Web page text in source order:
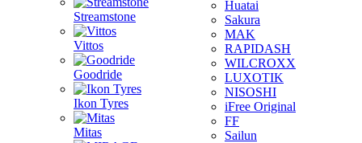
Streamstone
Vittos
Goodride
Ikon Tyres
Mitas
Huatai
Sakura
MAK
RAPIDASH
WILCROXX
LUXOTIK
NISOSHI
iFree Original
FF
Sailun